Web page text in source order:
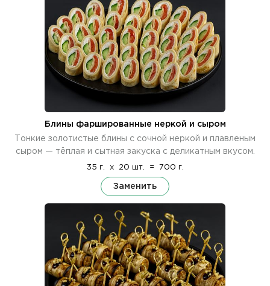
Блины фаршированные неркой и сыром
Тонкие золотистые блины с сочной неркой и плавленым
сыром — тёплая и сытная закуска с деликатным вкусом.
35 г. x 20 шт. = 700 г.
Заменить